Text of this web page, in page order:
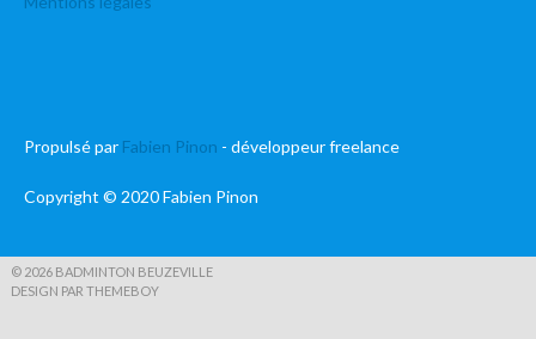
Propulsé par Fabien Pinon - développeur freelance
Copyright © 2020 Fabien Pinon
© 2026 BADMINTON BEUZEVILLE
DESIGN PAR THEMEBOY